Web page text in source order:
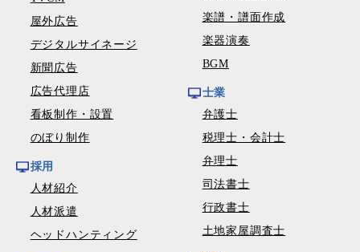
屋外広告
デジタルサイネージ
新聞広告
広告代理店
看板制作・設置
のぼり制作
採用
人材紹介
人材派遣
ヘッドハンティング
楽譜・譜面作成
楽器演奏
BGM
士業
弁護士
税理士・会計士
弁理士
司法書士
行政書士
土地家屋調査士